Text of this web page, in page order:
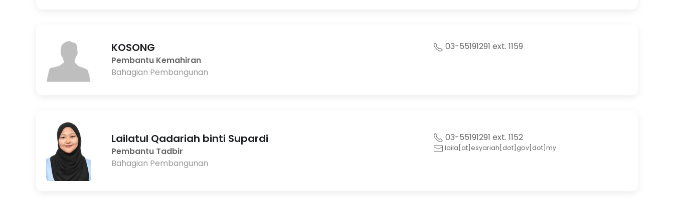
KOSONG
Pembantu Kemahiran
Bahagian Pembangunan
03-55191291 ext. 1159
Lailatul Qadariah binti Supardi
Pembantu Tadbir
Bahagian Pembangunan
03-55191291 ext. 1152
laila[at]esyariah[dot]gov[dot]my